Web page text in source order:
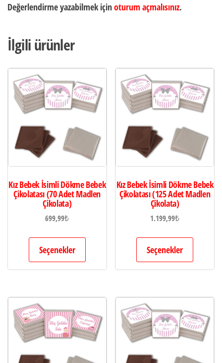
Değerlendirme yazabilmek içinoturum açmalısınız.
İlgili ürünler
Kız Bebek İsimli Dökme Bebek
Çikolatası (70 Adet Madlen
Çikolata)
699,99₺
Seçenekler
Kız Bebek İsimli Dökme Bebek
Çikolatası (125 Adet Madlen
Çikolata)
1.199,99₺
Seçenekler